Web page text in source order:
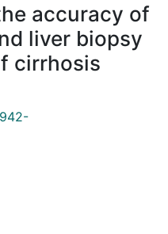
accuracy of
liver biopsy
cirrhosis